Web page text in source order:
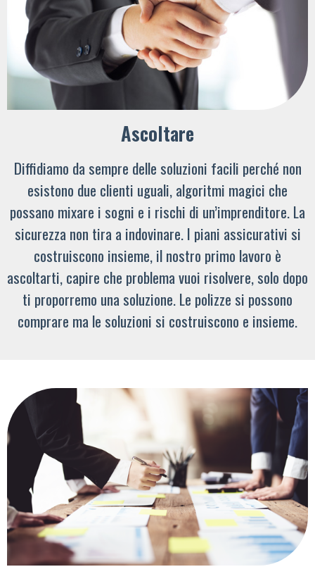
Ascoltare
Diffidiamo da sempre delle soluzioni facili perché non
esistono due clienti uguali, algoritmi magici che
possano mixare i sogni e i rischi di un’imprenditore. La
sicurezza non tira a indovinare. I piani assicurativi si
costruiscono insieme, il nostro primo lavoro è
ascoltarti, capire che problema vuoi risolvere, solo dopo
ti proporremo una soluzione. Le polizze si possono
comprare ma le soluzioni si costruiscono e insieme.